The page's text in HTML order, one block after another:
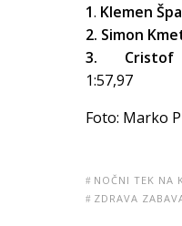
1. Klemen
2. Simon
3.
1:57,97
Foto: Marko
NOČNI TEK NA
ZDRAVA